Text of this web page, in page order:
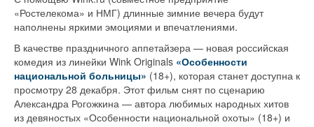
«Ростелекома» и НМГ) длинные зимние вечера будут
наполнены яркими эмоциями и впечатлениями.
В качестве праздничного аппетайзера — новая российская
комедия из линейки Wink Originals «Особенности
национальной больницы» (18+), которая станет доступна к
просмотру 28 декабря. Этот фильм снят по сценарию
Александра Рогожкина — автора любимых народных хитов
из девяностых «Особенности национальной охоты» (18+) и